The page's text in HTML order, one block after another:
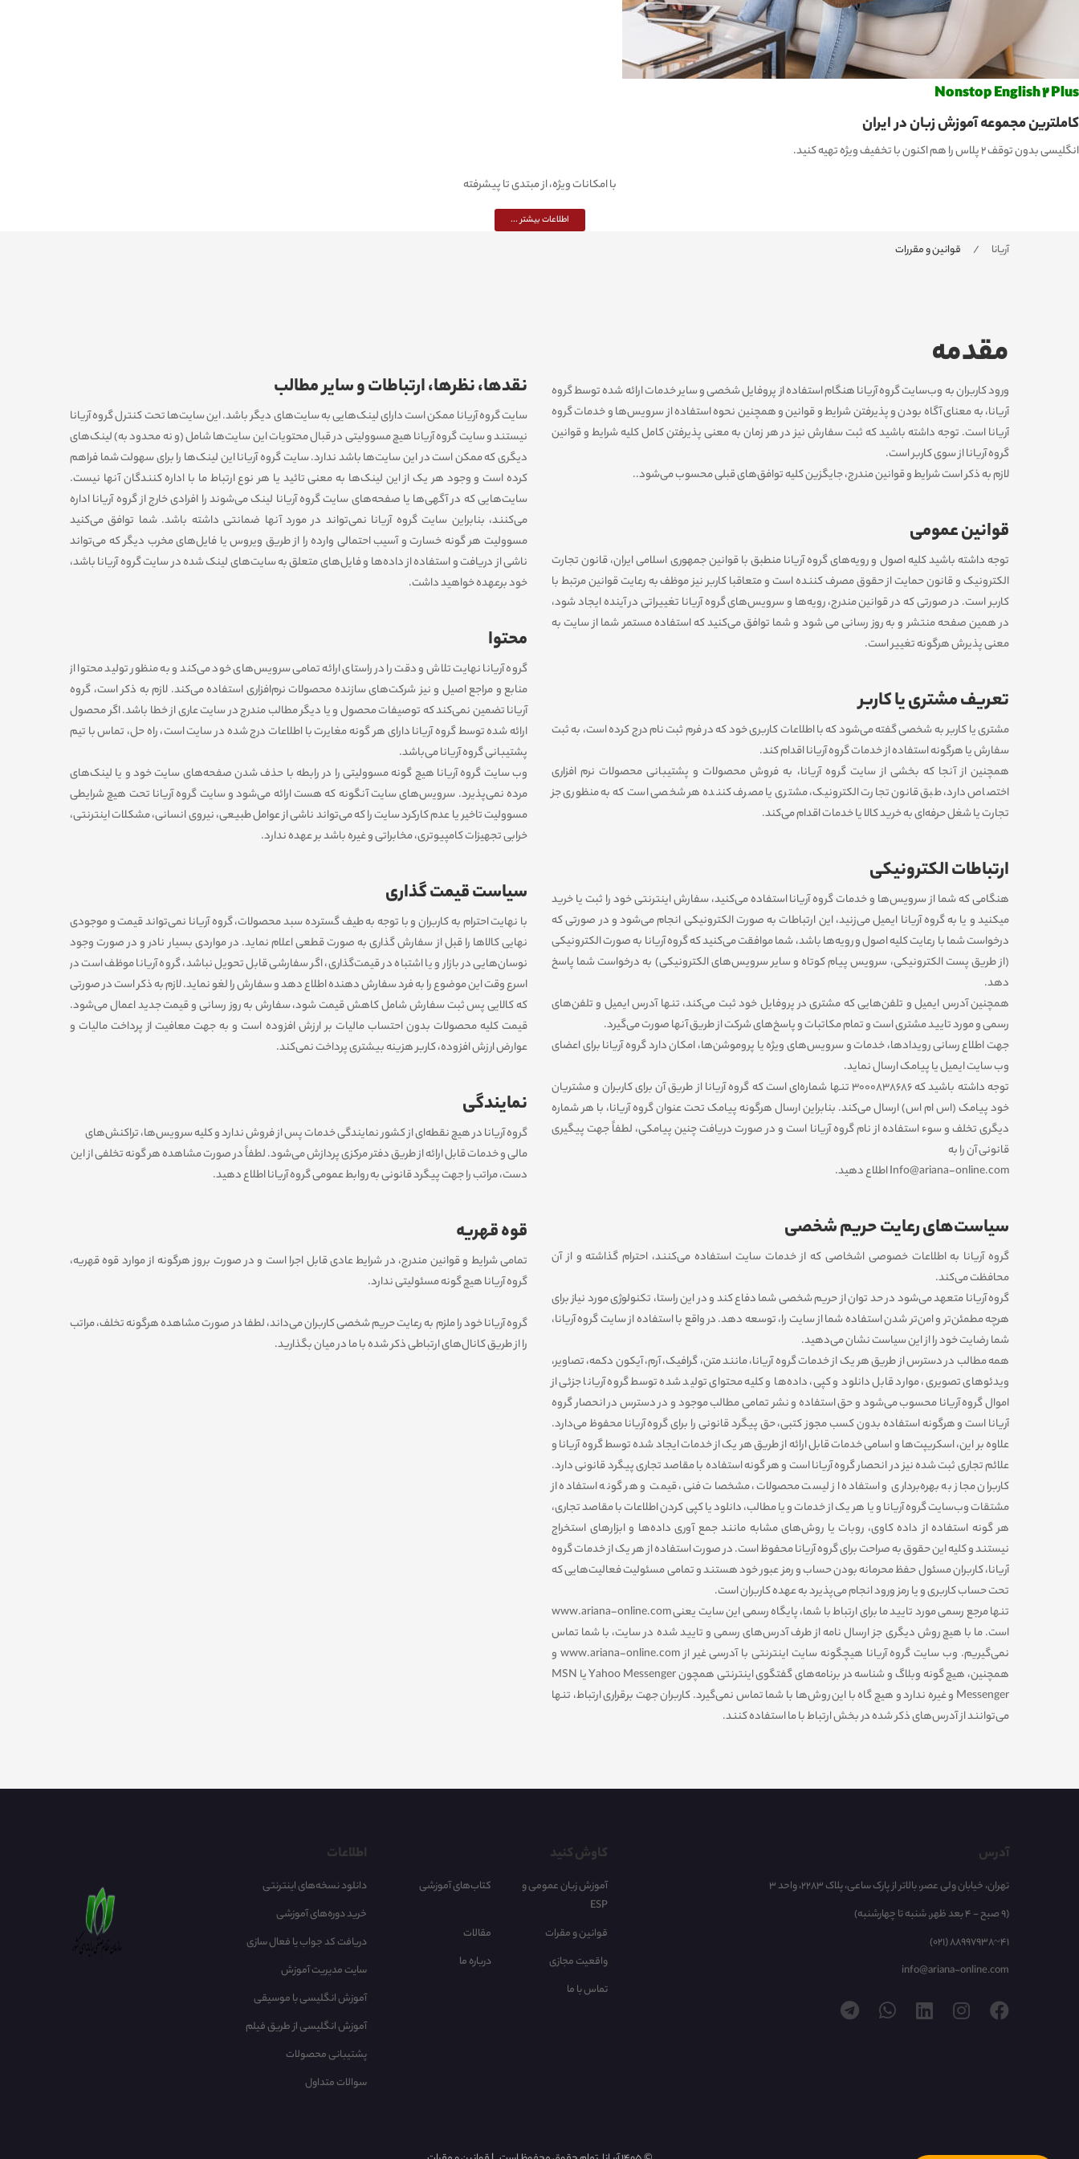
Nonstop English 2 Plus
کاملترین مجموعه آموزش زبان در ایران
انگلیسی بدون توقف 2 پلاس را هم اکنون با تخفیف ویژه تهیه کنید.
با امکانات ویژه، از مبتدی تا پیشرفته
اطلاعات بیشتر ...
آریانا قوانین و مقررات
مقدمه
ورود کاربران به وب‏‌سایت گروه آریانا هنگام استفاده از پروفایل شخصی و سایر خدمات ارائه شده توسط گروه
آریانا، به معنای آگاه بودن و پذیرفتن شرایط و قوانین و همچنین نحوه استفاده از سرویس‌‏ها و خدمات گروه
آریانا است. توجه داشته باشید که ثبت سفارش نیز در هر زمان به معنی پذیرفتن کامل کلیه شرایط و قوانین
گروه آریانا از سوی کاربر است.
لازم به ذکر است شرایط و قوانین مندرج، جایگزین کلیه توافق‏‌های قبلی محسوب می‏‌شود..
قوانین عمومی
توجه داشته باشید کلیه اصول و رویه‏‌های گروه آریانا منطبق با قوانین جمهوری اسلامی ایران، قانون تجارت
الکترونیک و قانون حمایت از حقوق مصرف کننده است و متعاقبا کاربر نیز موظف به رعایت قوانین مرتبط با
کاربر است. در صورتی که در قوانین مندرج، رویه‏‌ها و سرویس‏‌های گروه آریانا تغییراتی در آینده ایجاد شود،
در همین صفحه منتشر و به روز رسانی می شود و شما توافق می‏‌کنید که استفاده مستمر شما از سایت به
معنی پذیرش هرگونه تغییر است.
تعریف مشتری یا کاربر
مشتری یا کاربر به شخصی گفته می‌شود که با اطلاعات کاربری خود که در فرم ثبت نام درج کرده است، به ثبت
سفارش یا هرگونه استفاده از خدمات گروه آریانا اقدام کند.
همچنین از آنجا که بخشی از سایت گروه آریانا، به فروش محصولات و پشتیبانی محصولات نرم افزاری
اختصاص دارد، طبق قانون تجارت الکترونیک، مشتری یا مصرف کننده هر شخصی است که به منظوری جز
تجارت یا شغل حرفه‌ای به خرید کالا یا خدمات اقدام می‌کند.
ارتباطات الکترونیکی
هنگامی که شما از سرویس‌‏ها و خدمات گروه آریانا استفاده می‏‌کنید، سفارش اینترنتی خود را ثبت یا خرید
می‏کنید و یا به گروه آریانا ایمیل می‏‌زنید، این ارتباطات به صورت الکترونیکی انجام می‏‌شود و در صورتی که
درخواست شما با رعایت کلیه اصول و رویه‏‌ها باشد، شما موافقت می‌‏کنید که گروه آریانا به صورت الکترونیکی
(از طریق پست الکترونیکی، سرویس پیام کوتاه و سایر سرویس‌های الکترونیکی) به درخواست شما پاسخ
دهد.
همچنین آدرس ایمیل و تلفن‌هایی که مشتری در پروفایل خود ثبت می‌کند، تنها آدرس ایمیل و تلفن‌های
رسمی و مورد تایید مشتری است و تمام مکاتبات و پاسخ‌های شرکت از طریق آنها صورت می‌گیرد.
جهت اطلاع رسانی رویدادها، خدمات و سرویس‌های ویژه یا پروموشن‌ها، امکان دارد گروه آریانا برای اعضای
وب سایت ایمیل یا پیامک ارسال نماید.
توجه داشته باشید که 3000838686 تنها شماره‌ای است که گروه آریانا از طریق آن برای کاربران و مشتریان
خود پیامک (اس ام اس) ارسال می‌کند. بنابراین ارسال هرگونه پیامک تحت عنوان گروه آریانا، با هر شماره
دیگری تخلف و سوء استفاده از نام گروه آریانا است و در صورت دریافت چنین پیامکی، لطفاً جهت پیگیری
قانونی آن را به
Info@ariana-online.com اطلاع دهید.
سیاست‏‌های رعایت حریم شخصی
گروه آریانا به اطلاعات خصوصی اشخاصى که از خدمات سایت استفاده می‏‌کنند، احترام گذاشته و از آن
محافظت می‏‌کند.
گروه آریانا متعهد می‏‌شود در حد توان از حریم شخصی شما دفاع کند و در این راستا، تکنولوژی مورد نیاز برای
هرچه مطمئن‏‌تر و امن‏‌تر شدن استفاده شما از سایت را، توسعه دهد. در واقع با استفاده از سایت گروه آریانا،
شما رضایت خود را از این سیاست نشان می‏‌دهید.
همه مطالب در دسترس از طریق هر یک از خدمات گروه آریانا، مانند متن، گرافیک، آرم، آیکون دکمه، تصاویر،
ویدئوهای تصویری، موارد قابل دانلود و کپی، داده‌ها و کلیه محتوای تولید شده توسط گروه آریانا جزئی از
اموال گروه آریانا محسوب می‏‌شود و حق استفاده و نشر تمامی مطالب موجود و در دسترس در انحصار گروه
آریانا است و هرگونه استفاده بدون کسب مجوز کتبی، حق پیگرد قانونی را برای گروه آریانا محفوظ می‏‌دارد.
علاوه بر این، اسکریپت‌ها و اسامی خدمات قابل ارائه از طریق هر یک از خدمات ایجاد شده توسط گروه آریانا و
علائم تجاری ثبت شده نیز در انحصار گروه آریانا است و هر گونه استفاده با مقاصد تجاری پیگرد قانونی دارد.
کاربران مجاز به بهره‌‏برداری و استفاده از لیست محصولات، مشخصات فنی، قیمت و هر گونه استفاده از
مشتقات وب‏‌سایت گروه آریانا و یا هر یک از خدمات و یا مطالب، دانلود یا کپی کردن اطلاعات با مقاصد تجاری،
هر گونه استفاده از داده کاوی، روبات یا روش‌‏های مشابه مانند جمع آوری داده‌‏ها و ابزارهای استخراج
نیستند و کلیه این حقوق به صراحت برای گروه آریانا محفوظ است. در صورت استفاده از هر یک از خدمات گروه
آریانا، کاربران مسئول حفظ محرمانه بودن حساب و رمز عبور خود هستند و تمامی مسئولیت فعالیت‌‏هایی که
تحت حساب کاربری و یا رمز ورود انجام می‏‌پذیرد به عهده کاربران است.
تنها مرجع رسمی مورد تایید ما برای ارتباط با شما، پایگاه رسمی این سایت یعنی www.ariana-online.com
است. ما با هیچ روش دیگری جز ارسال نامه از طرف آدرس‏‌های رسمی و تایید شده در سایت، با شما تماس
نمی‌‏گیریم. وب سایت گروه آریانا هیچگونه سایت اینترنتی با آدرسی غیر از www.ariana-online.com و
همچنین، هیچ گونه وبلاگ و شناسه در برنامه‏‌های گفتگوی اینترنتی همچون Yahoo Messenger یا MSN
Messenger و غیره ندارد و هیچ ‏گاه با این روش‏‌ها با شما تماس نمی‏‌گیرد. کاربران جهت برقراری ارتباط، تنها
می‏‌توانند از آدرس‌‏های ذکر شده در بخش ارتباط با ما استفاده کنند.
نقدها، نظرها، ارتباطات و سایر مطالب
سایت گروه آریانا ممکن است دارای لینک‏‌هایی به سایت‌های دیگر باشد. این سایت‏‌ها تحت کنترل گروه آریانا
نیستند و سایت گروه آریانا هیچ مسوولیتی در قبال محتویات این سایت‏‌ها شامل (و نه محدود به) لینک‏‌های
دیگری که ممکن است در این سایت‏‌ها باشد ندارد. سایت گروه آریانا این لینک‏‌ها را برای سهولت شما فراهم
کرده است و وجود هر یک از این لینک‏‌ها به معنی تائید یا هر نوع ارتباط ما با اداره کنندگان آنها نیست.
سایت‏‌هایى که در آگهی‏‌ها یا صفحه‏‌های سایت گروه آریانا لینک می‏‌شوند را افرادی خارج از گروه آریانا اداره
می‌کنند، بنابراین سایت گروه آریانا نمی‌‏تواند در مورد آنها ضمانتى داشته باشد. شما توافق می‏‌کنید
مسوولیت هر گونه خسارت و آسیب احتمالی وارده را از طرﻳﻖ وﻳﺮوس یا فایل‏‌های مخرب دیگر که می‌تواند
ناشی از درﻳﺎفت و استفاده از داده‌‏ها و فایل‏‌های متعلق به سایت‏‌های لینک شده در سایت گروه آریانا باشد،
خود برعهده خواهید داشت.
محتوا
گروه آریانا نهایت تلاش و دقت را در راستای ارائه تمامی سرویس‌‏های خود می‏‌کند و به منظور تولید محتوا از
منابع و مراجع اصیل و نیز شرکت‏‌های سازنده محصولات نرم‌افزاری استفاده می‏‌کند. لازم به ذکر است، گروه
آریانا تضمین نمی‏‌کند که توصیفات محصول و یا دیگر مطالب مندرج در سایت عاری از خطا باشد. اگر محصول
ارائه شده توسط گروه آریانا دارای هر گونه مغایرت با اطلاعات درج شده در سایت است، راه حل، تماس با تیم
پشتیبانی گروه آریانا می‌باشد.
وب ‏‌سایت گروه آریانا هیچ گونه مسوولیتی را در رابطه با حذف شدن صفحه‏‌های سایت خود و یا لینک‏‌های
مرده نمی‌‏پذیرد. سروﻳس‌‏های سایت آن‏گونه که هست ارائه می‏‌شود و سایت گروه آریانا تحت هیچ شرایطی
مسوولیت تاخیر یا عدم کارکرد سایت را که می‌تواند ناشى از عوامل طبیعى، نیروى انسانی، مشکلات اینترنتى،
خرابی تجهیزات کامپیوترى، مخابراتى و غیره باشد بر عهده ندارد.
سیاست قیمت گذاری
با نهایت احترام به کاربران و با توجه به طیف گسترده سبد محصولات، گروه آریانا نمی‌تواند قیمت و موجودی
نهایی کالاها را قبل از سفارش گذاری به صورت قطعی اعلام نماید. در مواردی بسیار نادر و در صورت وجود
نوسان‌‏هایی در بازار و یا اشتباه در قیمت‌‏گذاری، اگر سفارشی قابل تحویل نباشد، گروه آریانا موظف است در
اسرع وقت این موضوع را به فرد سفارش‌ ‏دهنده اطلاع دهد و سفارش را لغو نماید. لازم به ذکر است در صورتی
که کالایی پس ثبت سفارش شامل کاهش قیمت شود، سفارش به روز رسانی و قیمت جدید اعمال می‏‌شود.
قیمت کلیه محصولات بدون احتساب مالیات بر ارزش افزوده است و به جهت معافیت از پرداخت مالیات و
عوارض ارزش افزوده، کاربر هزینه بیشتری پرداخت نمی‏‌کند.
نمایندگی
گروه آریانا در هیچ نقطه‏‌ای از کشور نمایندگی خدمات پس از فروش ندارد و کلیه سرویس‌‏ها، تراکنش‏‌های
مالی و خدمات قابل ارائه از طریق دفتر مرکزی پردازش می‏‌شود. لطفاً در صورت مشاهده هر گونه تخلفی از این
دست، مراتب را جهت پیگرد قانونی به روابط عمومی گروه آریانا اطلاع دهید.
قوه قهریه
تمامی شرایط و قوانین مندرج، در شرایط عادی قابل اجرا است و در صورت بروز هرگونه از موارد قوه قهریه،
گروه آریانا هیچ گونه مسئولیتی ندارد.
گروه آریانا خود را ملزم به رعایت حریم شخصی کاربران می‌داند، لطفا در صورت مشاهده هرگونه تخلف، مراتب
را از طریق کانال‏‌های ارتباطی ذکر شده با ما در میان بگذارید.
آدرس
تهران، خیابان ولی عصر، بالاتر از پارک ساعی، پلاک 2283، واحد 3
(9 صبح - 4 بعد ظهر, شنبه تا چهارشنبه)
(021) 88997938~41
info@ariana-online.com
کاوش کنید
آموزش زبان عمومی و
ESP
کتاب‌های آموزشی
قوانین و مقرات
مقالات
واقعیت مجازی
درباره ما
تماس با ما
اطلاعات
دانلود نسخه‌های اینترنتی
خرید دوره‌های آموزشی
دریافت کد جواب یا فعال سازی
سایت مدیریت آموزش
آموزش انگلیسی با موسیقی‌
آموزش انگلیسی از طریق فیلم
پشتیبانی محصولات
سوالات متداول